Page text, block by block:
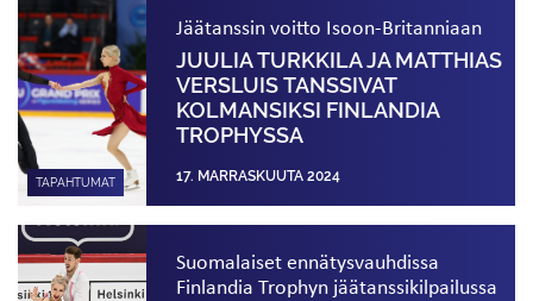
TAPAHTUMAT
Jäätanssin voitto Isoon-Britanniaan
JUULIA TURKKILA JA MATTHIAS
VERSLUIS TANSSIVAT
KOLMANSIKSI FINLANDIA
TROPHYSSA
17. MARRASKUUTA 2024
Suomalaiset ennätysvauhdissa
Finlandia Trophyn jäätanssi­kilpailussa